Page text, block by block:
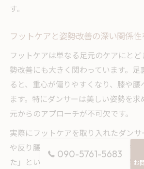
す。
フットケアと姿勢改善の深い関係性
フットケアは単なる足元のケアにと
勢改善にも大きく関わっています。足
ると、重心が偏りやすくなり、膝や腰
ます。特にダンサーは美しい姿勢を求
元からのアプローチが不可欠です。
実際にフットケアを取り入れたダン
や反り腰が改善された」「ターンア
た」といった体感の声も。青葉区や
090-5761-5683
お